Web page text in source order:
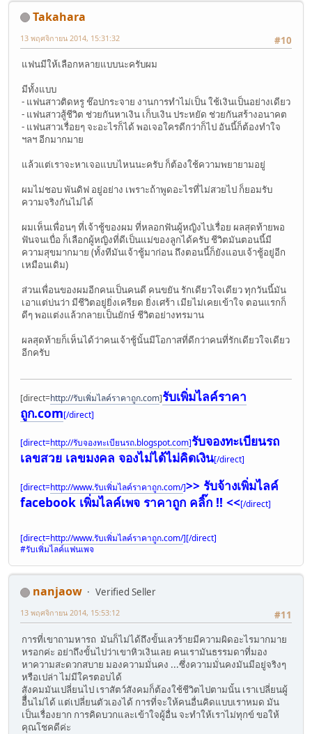
Takahara
#10
13 พฤศจิกายน 2014, 15:31:32
แฟนมีให้เลือกหลายแบบนะครับผม
มีทั้งแบบ
- แฟนสาวติดหรู ช๊อปกระจาย งานการทำไม่เป็น ใช้เงินเป็นอย่างเดียว
- แฟนสาวสู้ชีวิต ช่วยกันหาเงิน เก็บเงิน ประหยัด ช่วยกันสร้างอนาคต
- แฟนสาวเรื่อยๆ จะอะไรก็ได้ พอเจอใครดีกว่าก็ไป อันนี้ก็ต้องทำใจ
ฯลฯ อีกมากมาย
แล้วแต่เราจะหาเจอแบบไหนนะครับ ก็ต้องใช้ความพยายามอยู่
ผมไม่ชอบ พันดิฟ อยู่อย่าง เพราะถ้าพูดอะไรที่ไม่สวยไป ก็ยอมรับ
ความจริงกันไม่ได้
ผมเห็นเพื่อนๆ ที่เจ้าชู้ของผม ที่หลอกฟันผู้หญิงไปเรื่อย ผลสุดท้ายพอ
ฟันจนเบื่อ ก็เลือกผู้หญิงที่ดีเป็นแม่ของลูกได้ครับ ชีวิตมันตอนนี้มี
ความสุขมากมาย (ทั้งทีมันเจ้าชู้มาก่อน ถึงตอนนี้ก็ยังแอบเจ้าชู้อยู่อีก
เหมือนเดิม)
ส่วนเพื่อนของผมอีกคนเป็นคนดี คนขยัน รักเดียวใจเดียว ทุกวันนี้มัน
เอาแต่บ่นว่า มีชีวิตอยู่ยิ่งเครียด ยิ่งเศร้า เมียไม่เคยเข้าใจ ตอนแรกก็
ดีๆ พอแต่งแล้วกลายเป็นยักษ์ ชีวิตอย่างทรมาน
ผลสุดท้ายก็เห็นได้ว่าคนเจ้าชู้นั้นมีโอกาสที่ดีกว่าคนที่รักเดียวใจเดียว
อีกครับ
[direct=http://รับเพิ่มไลค์ราคาถูก.com]รับเพิ่มไลค์ราคา
ถูก.com[/direct]
[direct=http://รับจองทะเบียนรถ.blogspot.com]รับจองทะเบียนรถ
เลขสวย เลขมงคล จองไม่ได้ไม่คิดเงิน[/direct]
[direct=http://www.รับเพิ่มไลค์ราคาถูก.com/]>> รับจ้างเพิ่มไลค์
facebook เพิ่มไลค์เพจ ราคาถูก คลิ๊ก !! <<[/direct]
[direct=http://www.รับเพิ่มไลค์ราคาถูก.com/][/direct]
#รับเพิ่มไลค์แฟนเพจ
nanjaow
Verified Seller
#11
13 พฤศจิกายน 2014, 15:53:12
การที่เขาถามหารถ มันก็ไม่ได้ถึงขั้นเลวร้ายมีความผิดอะไรมากมาย
หรอกค่ะ อย่าถึงขั้นไปว่าเขาหิวเงินเลย คนเรามันธรรมดาที่มอง
หาความสะดวกสบาย มองความมั่นคง ...ซึ่งความมั่นคงมันมีอยู่จริงๆ
หรือเปล่า ไม่มีใครตอบได้
สังคมมันเปลี่ยนไป เราสัตว์สังคมก็ต้องใช้ชีวิตไปตามนั้น เราเปลี่ยนผู้
อืื่นไม่ได้ แต่เปลี่ยนตัวเองได้ การที่จะให้คนอื่นคิดแบบเราหมด มัน
เป็นเรื่องยาก การคิดบวกและเข้าใจผู้อื่น จะทำให้เราไม่ทุกข์ ขอให้
คุณโชคดีค่ะ